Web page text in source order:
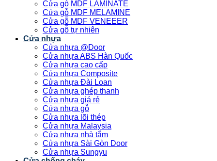
Cửa gỗ MDF LAMINATE
Cửa gỗ MDF MELAMINE
Cửa gỗ MDF VENEEER
Cửa gỗ tự nhiên
Cửa nhựa
Cửa nhựa @Door
Cửa nhựa ABS Hàn Quốc
Cửa nhựa cao cấp
Cửa nhựa Composite
Cửa nhựa Đài Loan
Cửa nhựa ghép thanh
Cửa nhựa giá rẻ
Cửa nhựa gỗ
Cửa nhựa lõi thép
Cửa nhựa Malaysia
Cửa nhựa nhà tắm
Cửa nhựa Sài Gòn Door
Cửa nhựa Sungyu